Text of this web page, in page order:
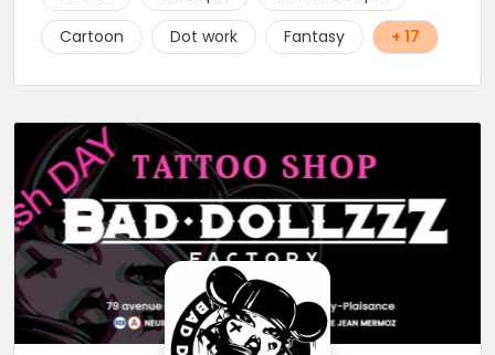
Cartoon
Dot work Fantasy + 17